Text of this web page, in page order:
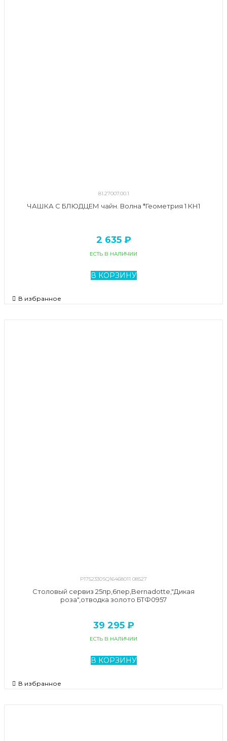
81.27007.00.1
ЧАШКА С БЛЮДЦЕМ чайн. Волна *Геометрия 1 КН1
2 635 ₽
ЕСТЬ В НАЛИЧИИ
В КОРЗИНУ
В избранное
P1752330SQ16468011 08527
Столовый сервиз 25пр,6пер,Bernadotte,"Дикая
роза",отводка золото БТФ0957
39 295 ₽
ЕСТЬ В НАЛИЧИИ
В КОРЗИНУ
В избранное